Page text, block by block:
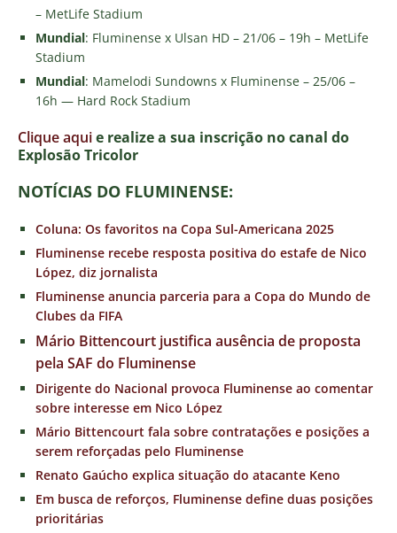
– MetLife Stadium
Mundial: Fluminense x Ulsan HD – 21/06 – 19h – MetLife
Stadium
Mundial: Mamelodi Sundowns x Fluminense – 25/06 –
16h — Hard Rock Stadium
Clique aquie realize a sua inscrição no canal do
Explosão Tricolor
NOTÍCIAS DO FLUMINENSE:
Coluna: Os favoritos na Copa Sul-Americana 2025
Fluminense recebe resposta positiva do estafe de Nico
López, diz jornalista
Fluminense anuncia parceria para a Copa do Mundo de
Clubes da FIFA
Mário Bittencourt justifica ausência de proposta
pela SAF do Fluminense
Dirigente do Nacional provoca Fluminense ao comentar
sobre interesse em Nico López
Mário Bittencourt fala sobre contratações e posições a
serem reforçadas pelo Fluminense
Renato Gaúcho explica situação do atacante Keno
Em busca de reforços, Fluminense define duas posições
prioritárias